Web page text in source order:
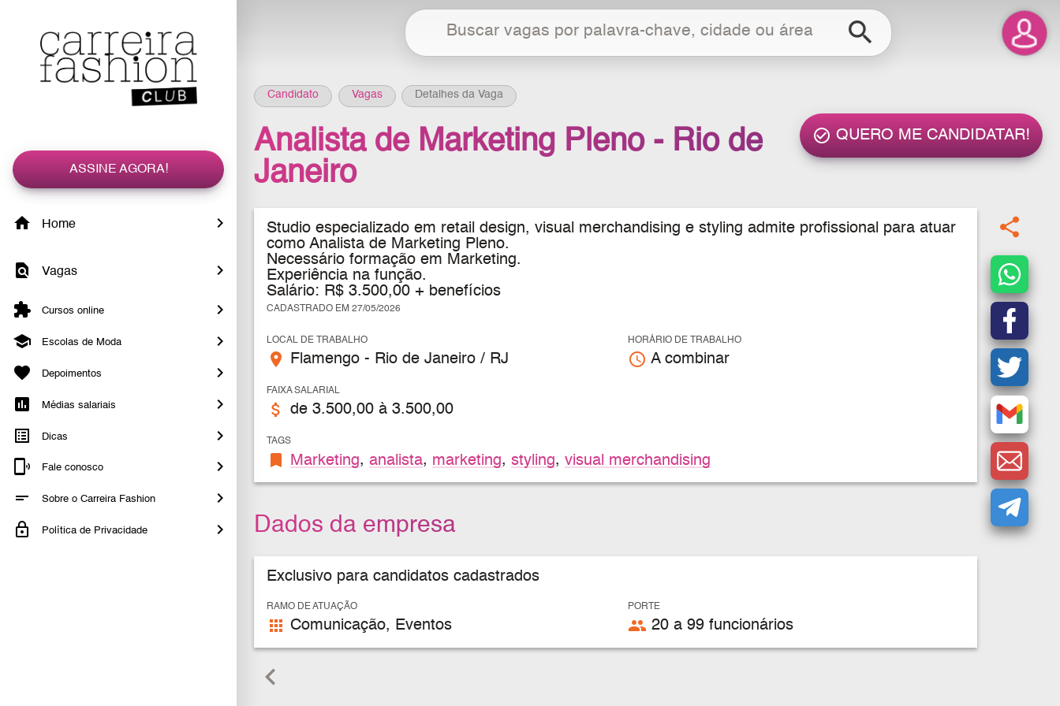
ASSINE AGORA!
Home
Vagas
Cursos online
Escolas de Moda
Depoimentos
Médias salariais
Dicas
Fale conosco
Sobre o Carreira Fashion
Política de Privacidade
search
Candidato Vagas Detalhes da Vaga
check_circle_outline QUERO ME CANDIDATAR!
Analista de Marketing Pleno - Rio de
Janeiro
Studio especializado em retail design, visual merchandising e styling admite profissional para atuar
como Analista de Marketing Pleno.
Necessário formação em Marketing.
Experiência na função.
Salário: R$ 3.500,00 + benefícios
CADASTRADO EM 27/05/2026
LOCAL DE TRABALHO
place Flamengo - Rio de Janeiro / RJ
HORÁRIO DE TRABALHO
access_time A combinar
FAIXA SALARIAL
attach_money de 3.500,00 à 3.500,00
TAGS
bookmark Marketing, analista, marketing, styling, visual merchandising
Dados da empresa
Exclusivo para candidatos cadastrados
RAMO DE ATUAÇÃO
apps Comunicação, Eventos
PORTE
people 20 a 99 funcionários
keyboard_arrow_left
share